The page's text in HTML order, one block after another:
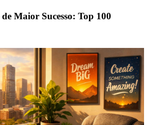
Maior Sucesso: Top 100